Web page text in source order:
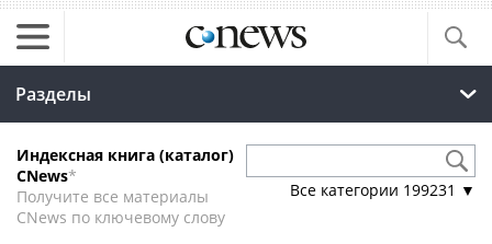
Разделы
Индексная книга (каталог)
CNews*
Получите все материалы
CNews по ключевому слову
Все категории 199231 ▼